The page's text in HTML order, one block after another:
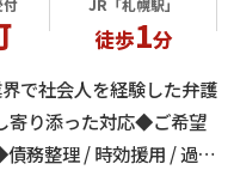
徒歩1分
で社会人を経験した弁護
寄り添った対応◆ご希望
務整理 / 時効援用 / 過払